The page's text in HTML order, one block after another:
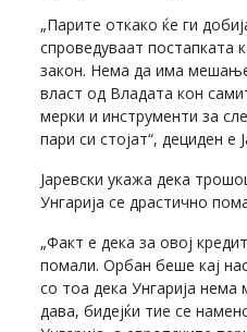
„Парите откако ќе ги
спроведуваат постапката
закон. Нема да има
власт од Владата кон
мерки и инструменти за
пари си стојат“, дециден е
Јаревски укажа дека
Унгарија се драстично
„Факт е дека за овој
помали. Орбан беше кај
со тоа дека Унгарија
дава, бидејќи тие се